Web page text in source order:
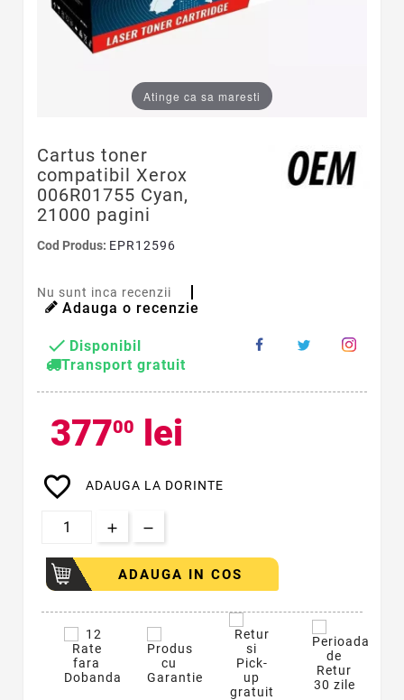
Atinge ca sa maresti
Cartus toner
compatibil Xerox
006R01755 Cyan,
21000 pagini
Cod Produs: EPR12596
Nu sunt inca recenzii
Adauga o recenzie
 Disponibil
Transport gratuit
37700 lei
favorite_border ADAUGA LA DORINTE
ADAUGA IN COS